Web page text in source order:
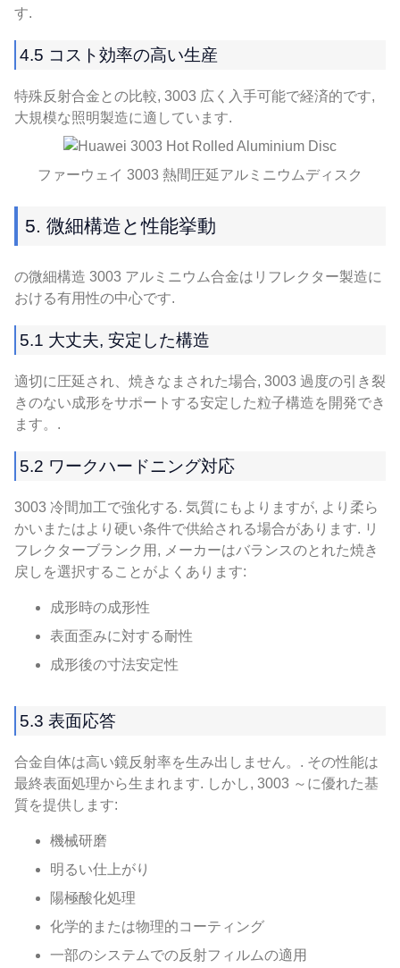
す.
4.5 コスト効率の高い生産
特殊反射合金との比較, 3003 広く入手可能で経済的です,
大規模な照明製造に適しています.
ファーウェイ 3003 熱間圧延アルミニウムディスク
5. 微細構造と性能挙動
の微細構造 3003 アルミニウム合金はリフレクター製造に
おける有用性の中心です.
5.1 大丈夫, 安定した構造
適切に圧延され、焼きなまされた場合, 3003 過度の引き裂
きのない成形をサポートする安定した粒子構造を開発でき
ます。.
5.2 ワークハードニング対応
3003 冷間加工で強化する. 気質にもよりますが, より柔ら
かいまたはより硬い条件で供給される場合があります. リ
フレクターブランク用, メーカーはバランスのとれた焼き
戻しを選択することがよくあります:
成形時の成形性
表面歪みに対する耐性
成形後の寸法安定性
5.3 表面応答
合金自体は高い鏡反射率を生み出しません。. その性能は
最終表面処理から生まれます. しかし, 3003 ～に優れた基
質を提供します:
機械研磨
明るい仕上がり
陽極酸化処理
化学的または物理的コーティング
一部のシステムでの反射フィルムの適用